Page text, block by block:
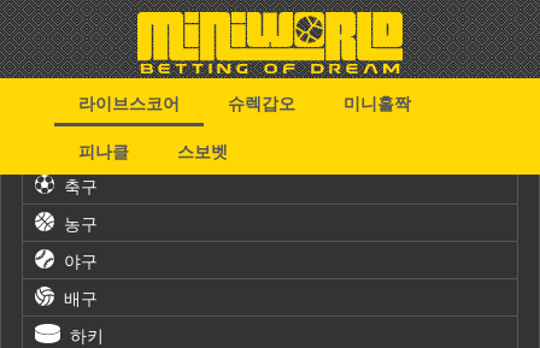
라이브스코어 슈렉갑오
미니홀짝
피나클
스보벳
축구
농구
야구
배구
하키